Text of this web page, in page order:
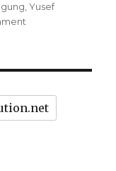
,Yusef
Verurteilte
Verbrecher